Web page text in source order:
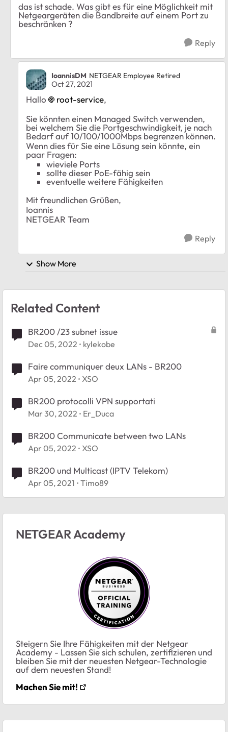
das ist schade. Was gibt es für eine Möglichkeit mit
Netgeargeräten die Bandbreite auf einem Port zu
beschränken ?
Reply
IoannisDM NETGEAR Employee Retired
Oct 27, 2021
Hallo root-service,
Sie könnten einen Managed Switch verwenden,
bei welchem Sie die Portgeschwindigkeit, je nach
Bedarf auf 10/100/1000Mbps begrenzen können.
Wenn dies für Sie eine Lösung sein könnte, ein
paar Fragen:
wieviele Ports
sollte dieser PoE-fähig sein
eventuelle weitere Fähigkeiten
Mit freundlichen Grüßen,
Ioannis
NETGEAR Team
Reply
Show More
Related Content
BR200 /23 subnet issue
Dec 05, 2022 kylekobe
Faire communiquer deux LANs - BR200
Apr 05, 2022 XSO
BR200 protocolli VPN supportati
Mar 30, 2022 Er_Duca
BR200 Communicate between two LANs
Apr 05, 2022 XSO
BR200 und Multicast (IPTV Telekom)
Apr 05, 2021 Timo89
NETGEAR Academy
Steigern Sie Ihre Fähigkeiten mit der Netgear
Academy - Lassen Sie sich schulen, zertifizieren und
bleiben Sie mit der neuesten Netgear-Technologie
auf dem neuesten Stand!
Machen Sie mit!